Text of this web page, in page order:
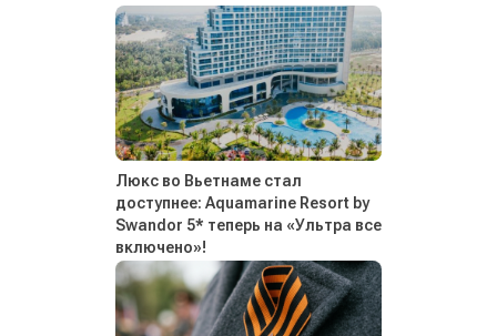
Люкс во Вьетнаме стал
доступнее: Aquamarine Resort by
Swandor 5* теперь на «Ультра все
включено»!